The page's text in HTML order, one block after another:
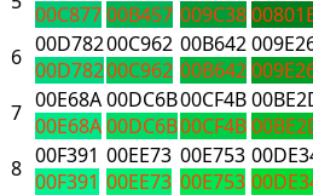
00C87700B457 009C38
6 00D782
00D782
00C962
00C962
00B642
00B642
7 00E68A
00E68A
00DC6B
00DC6B
00CF4B
00CF4B
8 00F391
00F391
00EE73
00EE73
00E753
00E753